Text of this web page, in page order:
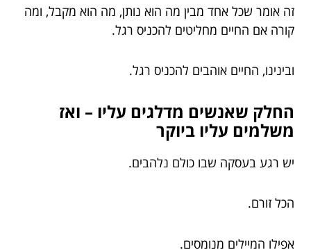
זה אומר שכל אחד מבין מה הוא נותן, מה הוא מקבל, ומה
קורה אם החיים מחליטים להכניס רגל.
ובינינו, החיים אוהבים להכניס רגל.
החלק שאנשים מדלגים עליו – ואז
משלמים עליו ביוקר
יש רגע בעסקה שבו כולם נלהבים.
הכל זורם.
אפילו המיילים מנומסים.